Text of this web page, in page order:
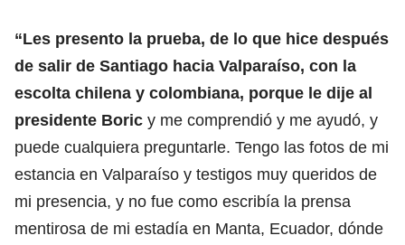
“Les presento la prueba, de lo que hice después
de salir de Santiago hacia Valparaíso, con la
escolta chilena y colombiana, porque le dije al
presidente Boric y me comprendió y me ayudó, y
puede cualquiera preguntarle. Tengo las fotos de mi
estancia en Valparaíso y testigos muy queridos de
mi presencia, y no fue como escribía la prensa
mentirosa de mi estadía en Manta, Ecuador, dónde